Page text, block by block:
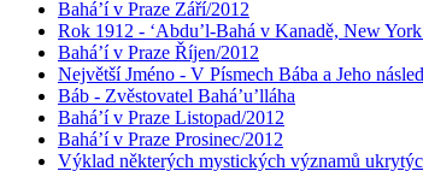
Bahá’í v Praze Září/2012
Rok 1912 - ‘Abdu’l-Bahá v Kanadě, New
Bahá’í v Praze Říjen/2012
Největší Jméno - V Písmech Bába a Jeho
Báb - Zvěstovatel Bahá’u’lláha
Bahá’í v Praze Listopad/2012
Bahá’í v Praze Prosinec/2012
Výklad některých mystických významů